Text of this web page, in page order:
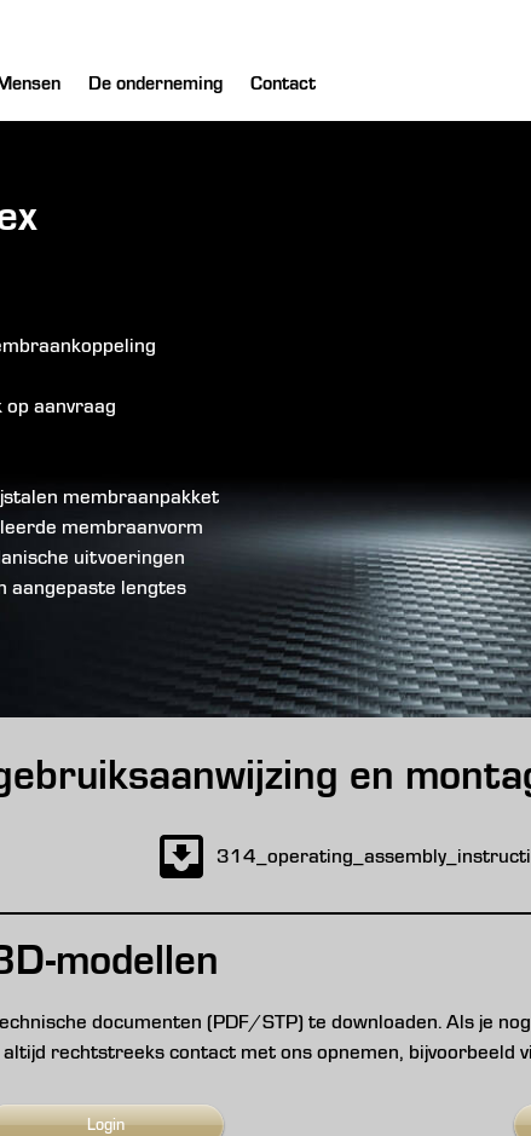
De onderneming Contact
op aanvraag
membraanpakket
membraanvorm
uitvoeringen
aangepaste lengtes
en
modellen
documenten (PDF/STP) te downloaden. Als je
altijd rechtstreeks contact met ons opnemen,
Login